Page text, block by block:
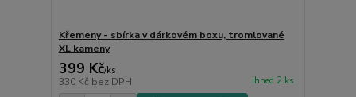
Křemeny - sbírka v dárkovém boxu, tromlované
XL kameny
399 Kč/ks
330 Kč bez DPH ihned 2 ks